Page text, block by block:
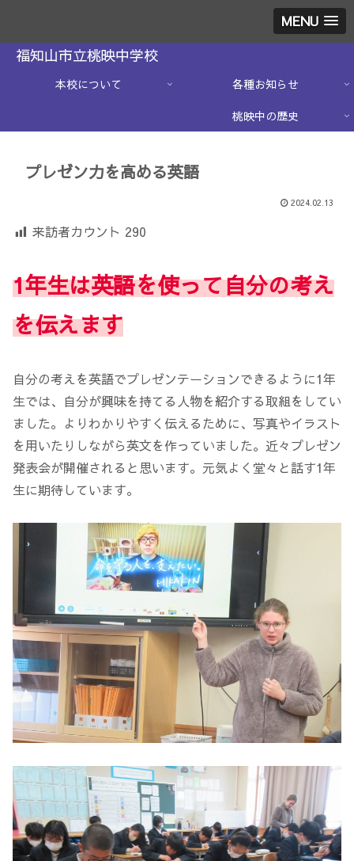
MENU
福知山市立桃映中学校
本校について
各種お知らせ
桃映中の歴史
プレゼン力を高める英語
2024.02.13
来訪者カウント 290
1年生は英語を使って自分の考え
を伝えます
自分の考えを英語でプレゼンテーションできるように1年
生では、自分が興味を持てる人物を紹介する取組をしてい
ました。よりわかりやすく伝えるために、写真やイラスト
を用いたりしながら英文を作っていました。近々プレゼン
発表会が開催されると思います。元気よく堂々と話す1年
生に期待しています。